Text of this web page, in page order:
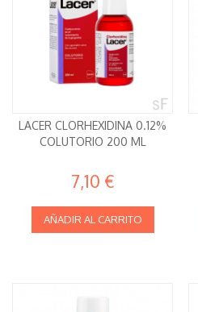
LACER CLORHEXIDINA 0.12%
COLUTORIO 200 ML
7,10 €
AÑADIR AL CARRITO